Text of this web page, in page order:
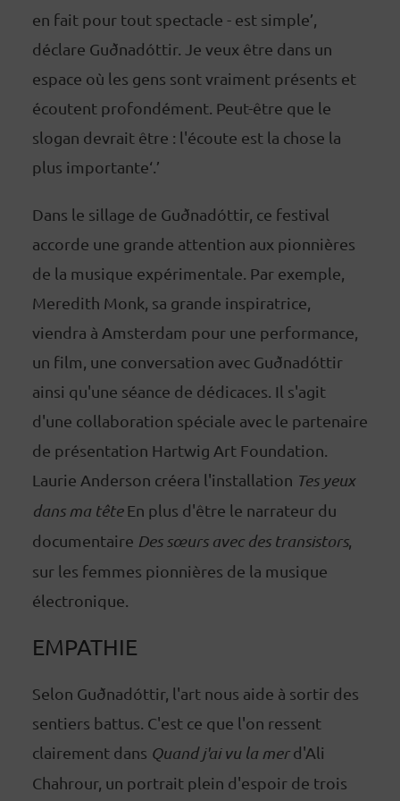
en fait pour tout spectacle - est simple’,
déclare Guðnadóttir. Je veux être dans un
espace où les gens sont vraiment présents et
écoutent profondément. Peut-être que le
slogan devrait être : l'écoute est la chose la
plus importante‘.’
Dans le sillage de Guðnadóttir, ce festival
accorde une grande attention aux pionnières
de la musique expérimentale. Par exemple,
Meredith Monk, sa grande inspiratrice,
viendra à Amsterdam pour une performance,
un film, une conversation avec Guðnadóttir
ainsi qu'une séance de dédicaces. Il s'agit
d'une collaboration spéciale avec le partenaire
de présentation Hartwig Art Foundation.
Laurie Anderson créera l'installation Tes yeux
dans ma têteEn plus d'être le narrateur du
documentaire Des sœurs avec des transistors,
sur les femmes pionnières de la musique
électronique.
EMPATHIE
Selon Guðnadóttir, l'art nous aide à sortir des
sentiers battus. C'est ce que l'on ressent
clairement dans Quand j'ai vu la merd'Ali
Chahrour, un portrait plein d'espoir de trois